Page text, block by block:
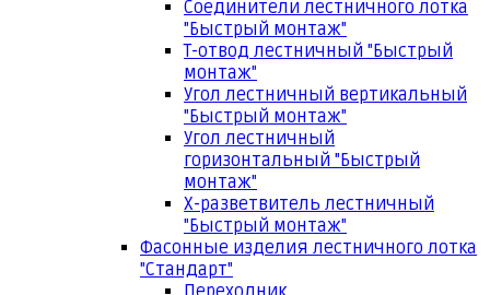
Соединители лестничного лотка
"Быстрый монтаж"
Т-отвод лестничный "Быстрый
монтаж"
Угол лестничный вертикальный
"Быстрый монтаж"
Угол лестничный
горизонтальный "Быстрый
монтаж"
Х-разветвитель лестничный
"Быстрый монтаж"
Фасонные изделия лестничного лотка
"Стандарт"